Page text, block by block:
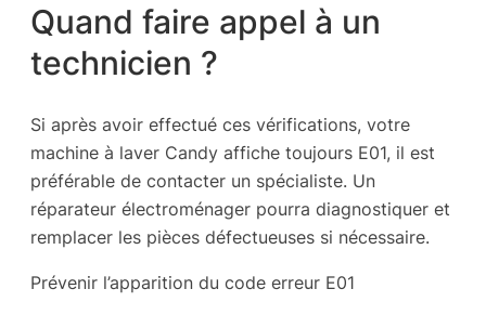
Quand faire appel à un
technicien ?
Si après avoir effectué ces vérifications, votre
machine à laver Candy affiche toujours E01, il est
préférable de contacter un spécialiste. Un
réparateur électroménager pourra diagnostiquer et
remplacer les pièces défectueuses si nécessaire.
Prévenir l’apparition du code erreur E01